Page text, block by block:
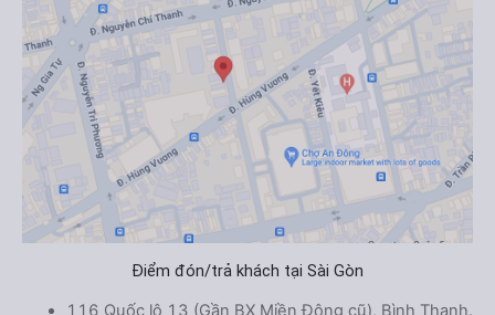
Điểm đón/trả khách tại Sài Gòn
116 Quốc lộ 13 (Gần BX Miền Đông cũ), Bình Thạnh.